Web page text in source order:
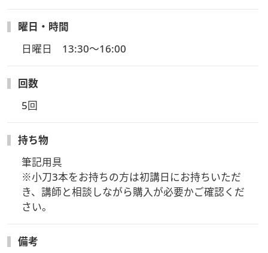
曜日・時間
日曜日　13:30～16:00
回数
5回
持ち物
筆記用具
※小刀3本をお持ちの方は初講日にお持ちいただ
き、講師と相談しながら購入が必要かご確認くだ
さい。
備考